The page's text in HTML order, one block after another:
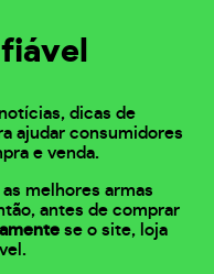
dicas de
ajudar consumidores
e venda.
melhores armas
antes de comprar
se o site, loja